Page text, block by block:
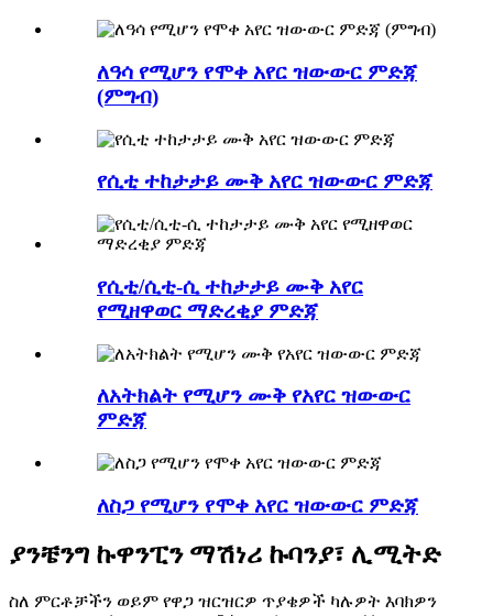
ለዓሳ የሚሆን የሞቀ አየር ዝውውር ምድጃ
(ምግብ)
የሲቲ ተከታታይ ሙቅ አየር ዝውውር ምድጃ
የሲቲ/ሲቲ-ሲ ተከታታይ ሙቅ አየር
የሚዘዋወር ማድረቂያ ምድጃ
ለአትክልት የሚሆን ሙቅ የአየር ዝውውር
ምድጃ
ለስጋ የሚሆን የሞቀ አየር ዝውውር ምድጃ
ያንቼንግ ኩዋንፒን ማሽነሪ ኩባንያ፣ ሊሚትድ
ስለ ምርቶቻችን ወይም የዋጋ ዝርዝርዎ ጥያቄዎች ካሉዎት እባክዎን